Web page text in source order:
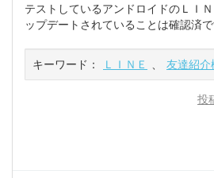
テストしているアンドロイドのＬＩ
ップデートされていることは確認済で
キーワード： ＬＩＮＥ 、 友達紹介
投